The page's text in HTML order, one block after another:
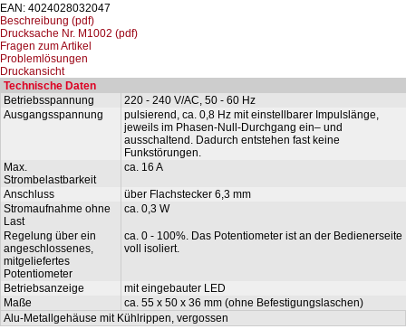
EAN: 4024028032047
Beschreibung (pdf)
Drucksache Nr. M1002 (pdf)
Fragen zum Artikel
Problemlösungen
Druckansicht
Technische Daten
Betriebsspannung
220 - 240 V/AC, 50 - 60 Hz
Ausgangsspannung
pulsierend, ca. 0,8 Hz mit einstellbarer Impulslänge,
jeweils im Phasen-Null-Durchgang ein– und
ausschaltend. Dadurch entstehen fast keine
Funkstörungen.
Max.
Strombelastbarkeit
ca. 16 A
Anschluss
über Flachstecker 6,3 mm
Stromaufnahme ohne
Last
ca. 0,3 W
Alu-Metallgehäuse mit Kühlrippen, vergossen
Regelung über ein
angeschlossenes,
mitgeliefertes
Potentiometer
ca. 0 - 100%. Das Potentiometer ist an der Bedienerseite
voll isoliert.
Betriebsanzeige
mit eingebauter LED
Maße
ca. 55 x 50 x 36 mm (ohne Befestigungslaschen)